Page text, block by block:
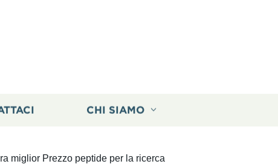
CHI SIAMO
miglior Prezzo peptide per la ricerca